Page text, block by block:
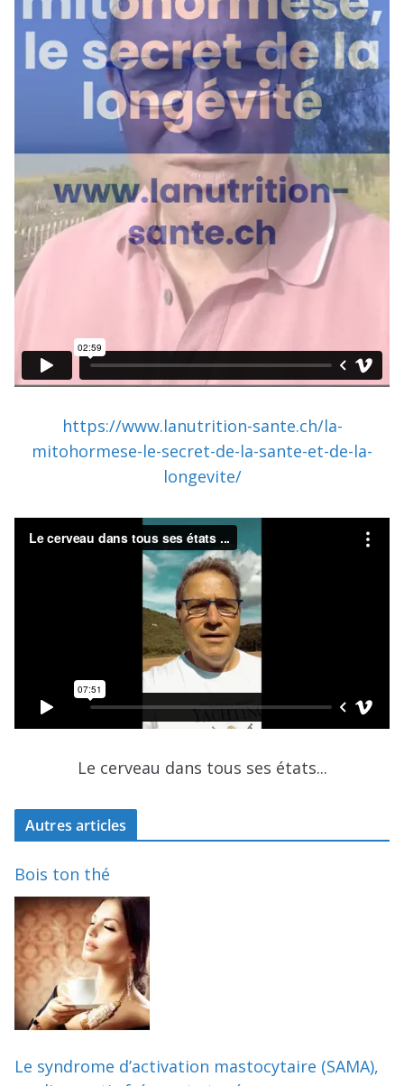
https://www.lanutrition-sante.ch/la-
mitohormese-le-secret-de-la-sante-et-de-la-
longevite/
Le cerveau dans tous ses états...
Autres articles
Bois ton thé
Le syndrome d’activation mastocytaire (SAMA),